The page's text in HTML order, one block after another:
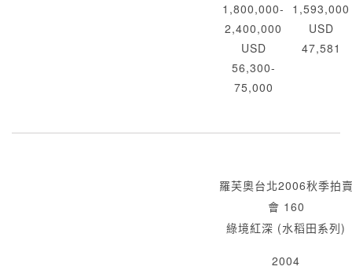
1,800,000-
2,400,000
USD
56,300-
75,000
1,593,000
USD
47,581
羅芙奧台北2006秋季拍
會 160
綠境紅深 (水稻田系列)
2004